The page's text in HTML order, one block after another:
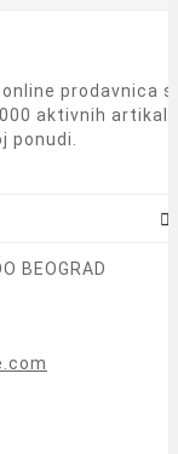
online prodavnica
aktivnih artikala
ponudi.

BEOGRAD